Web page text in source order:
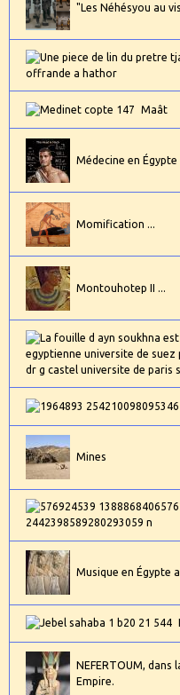
"Les Néhésyou au
Maât
Médecine en Égypte
Momification ...
Montouhotep II ...
Mines
Musique en Égypte
NEFERTOUM,
Empire.